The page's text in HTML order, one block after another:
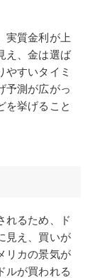
実質金利が上
え、金は選ば
やすいタイミ
予測が広がっ
を挙げること
れるため、ド
見え、買いが
リカの景気が
ルが買われる